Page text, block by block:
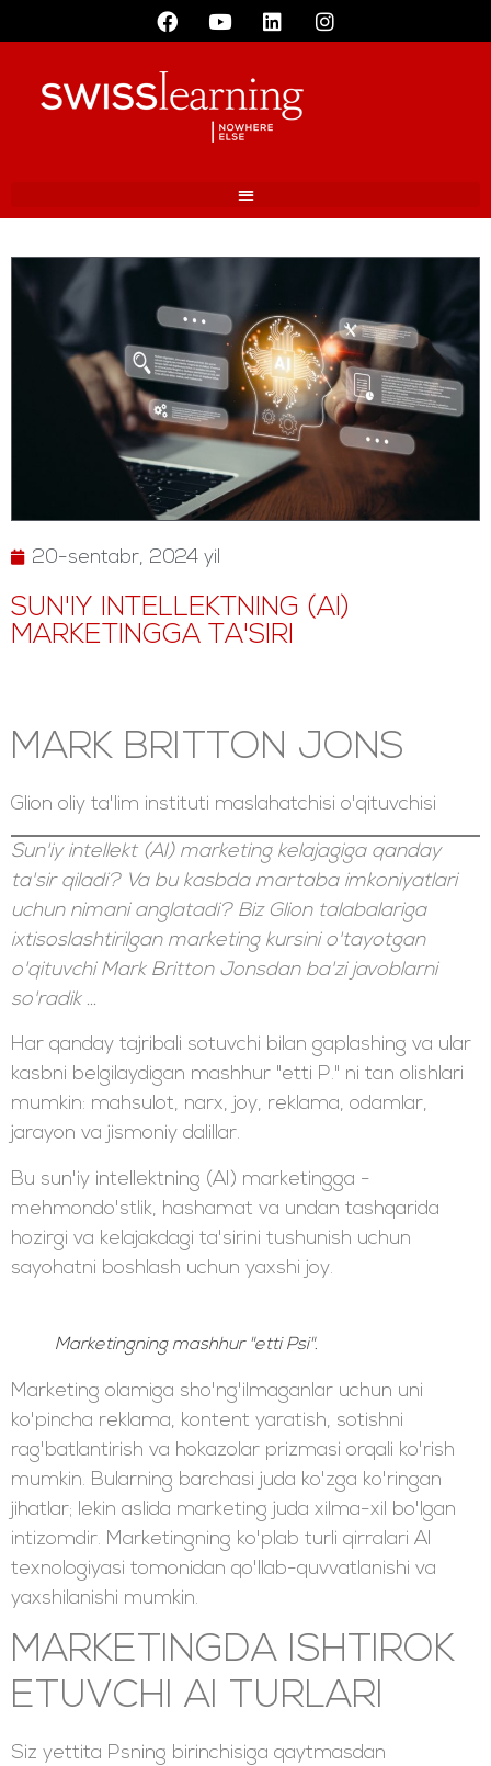
20-sentabr, 2024 yil
SUN'IY INTELLEKTNING (AI)
MARKETINGGA TA'SIRI
MARK BRITTON JONS
Glion oliy ta'lim instituti maslahatchisi o'qituvchisi
Sun'iy intellekt (AI) marketing kelajagiga qanday
ta'sir qiladi? Va bu kasbda martaba imkoniyatlari
uchun nimani anglatadi? Biz Glion talabalariga
ixtisoslashtirilgan marketing kursini o'tayotgan
o'qituvchi Mark Britton Jonsdan ba'zi javoblarni
so'radik ...
Har qanday tajribali sotuvchi bilan gaplashing va ular
kasbni belgilaydigan mashhur "etti P." ni tan olishlari
mumkin: mahsulot, narx, joy, reklama, odamlar,
jarayon va jismoniy dalillar.
Bu sun'iy intellektning (AI) marketingga -
mehmondo'stlik, hashamat va undan tashqarida
hozirgi va kelajakdagi ta'sirini tushunish uchun
sayohatni boshlash uchun yaxshi joy.
Marketingning mashhur "etti Psi".
Marketing olamiga sho'ng'ilmaganlar uchun uni
ko'pincha reklama, kontent yaratish, sotishni
rag'batlantirish va hokazolar prizmasi orqali ko'rish
mumkin. Bularning barchasi juda ko'zga ko'ringan
jihatlar; lekin aslida marketing juda xilma-xil bo'lgan
intizomdir. Marketingning ko'plab turli qirralari AI
texnologiyasi tomonidan qo'llab-quvvatlanishi va
yaxshilanishi mumkin.
MARKETINGDA ISHTIROK
ETUVCHI AI TURLARI
Siz yettita Psning birinchisiga qaytmasdan